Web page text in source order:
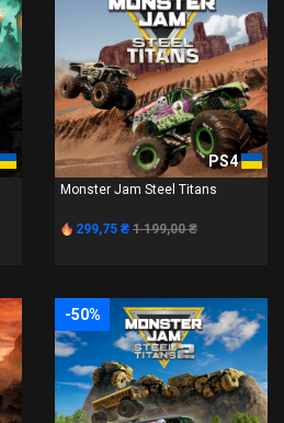
PS4
Monster Jam Steel Titans
299,75 ₴ 1 199,00 ₴
-50%